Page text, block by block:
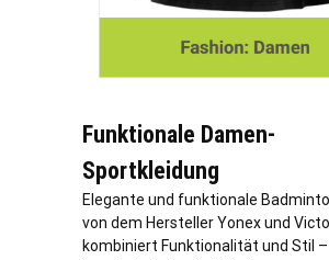
Funktionale Damen-
Sportkleidung
Elegante und funktionale
von dem Hersteller Yonex und
kombiniert Funktionalität und Stil –